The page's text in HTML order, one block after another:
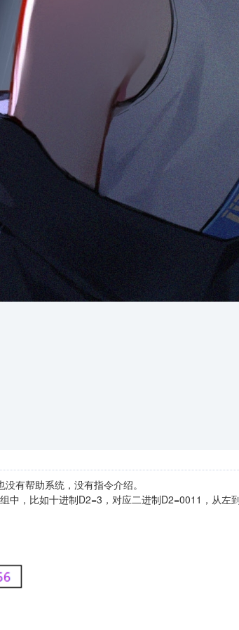
有帮助系统，没有指令介绍。
中，比如十进制D2=3，对应二进制D2=0011， 从左